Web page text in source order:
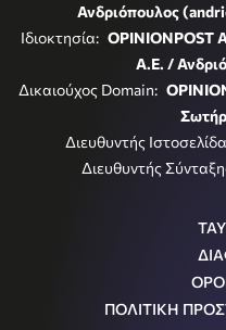
Ανδριόπουλος
Ιδιοκτησία: OPINIONPOST
Α.Ε. /
Δικαιούχος Domain:
Διευθυντής
Διευθυντής
ΠΟΛΙΤΙΚΗ